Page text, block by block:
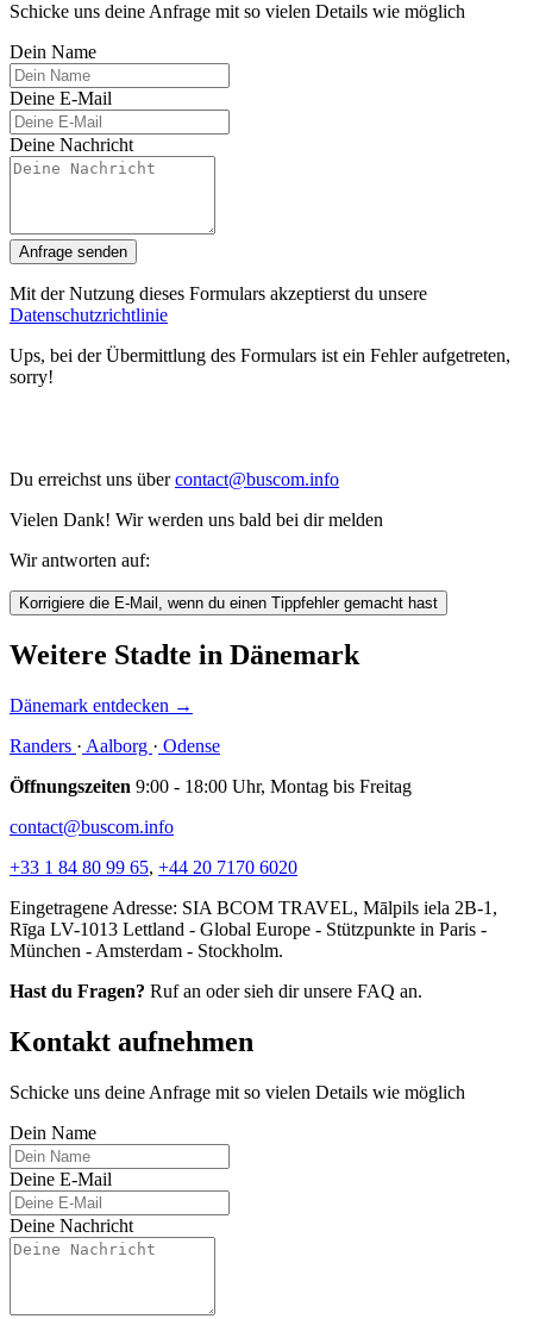
Schicke uns deine Anfrage mit so vielen Details wie möglich
Dein Name
Deine E-Mail
Deine Nachricht
Anfrage senden
Mit der Nutzung dieses Formulars akzeptierst du unsere
Datenschutzrichtlinie
Ups, bei der Übermittlung des Formulars ist ein Fehler aufgetreten,
sorry!
Du erreichst uns übercontact@buscom.info
Vielen Dank! Wir werden uns bald bei dir melden
Wir antworten auf:
Korrigiere die E-Mail, wenn du einen Tippfehler gemacht hast
Weitere Stadte in Dänemark
Dänemark entdecken →
Randers · Aalborg · Odense
Öffnungszeiten 9:00 - 18:00 Uhr, Montag bis Freitag
contact@buscom.info
+33 1 84 80 99 65, +44 20 7170 6020
Eingetragene Adresse: SIA BCOM TRAVEL, Mālpils iela 2B-1,
Rīga LV-1013 Lettland - Global Europe - Stützpunkte in Paris -
München - Amsterdam - Stockholm.
Hast du Fragen? Ruf an oder sieh dir unsere FAQ an.
Kontakt aufnehmen
Schicke uns deine Anfrage mit so vielen Details wie möglich
Dein Name
Deine E-Mail
Deine Nachricht